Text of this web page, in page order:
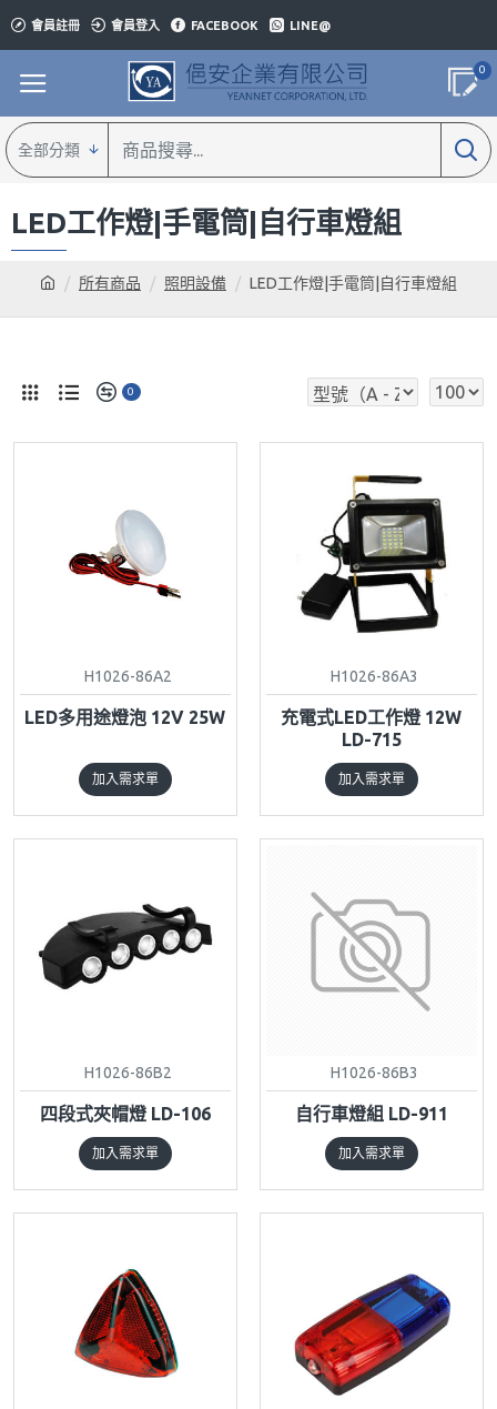
會員註冊 會員登入 FACEBOOK LINE@
0
全部分類
所有商品 照明設備 LED工作燈|手電筒|自行車燈組
LED工作燈|手電筒|自行車燈組
0
H1026-86A2
LED多用途燈泡 12V 25W
加入需求單
H1026-86A3
充電式LED工作燈 12W
LD-715
加入需求單
H1026-86B2
四段式夾帽燈 LD-106
加入需求單
H1026-86B3
自行車燈組 LD-911
加入需求單